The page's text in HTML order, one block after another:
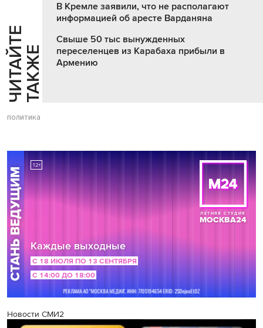
Ч
И
Т
АЙ
Т
Е
Т
А
К
ЖЕ
В Кремле заявили, что не располагают
информацией об аресте Варданяна
Свыше 50 тыс вынужденных
переселенцев из Карабаха прибыли в
Армению
политика
Новости СМИ2